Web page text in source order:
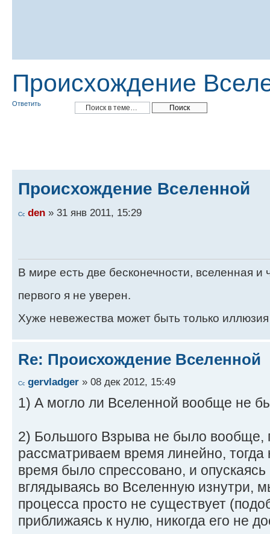
Происхождение
Ответить
Происхождение Вселенной
den » 31 янв 2011, 15:29
В мире есть две бесконечности, вселенная и
первого я не уверен.
Хуже невежества может быть только
Re: Происхождение Вселенной
gervladger » 08 дек 2012, 15:49
1) А могло ли Вселенной вообще не
2) Большого Взрыва не было вообще,
рассматриваем время линейно, тогда
время было спрессовано, и опускаясь
вглядываясь во Вселенную изнутри,
процесса просто не существует
приближаясь к нулю, никогда его не